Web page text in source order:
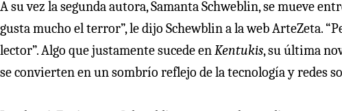
A su vez la segunda autora, Samanta Schweblin, se mueve
gusta mucho el terror”, le dijo Schewblin a la web ArteZeta.
lector”. Algo que justamente sucede enKentukis, su última
se convierten en un sombrío reflejo de la tecnología y redes